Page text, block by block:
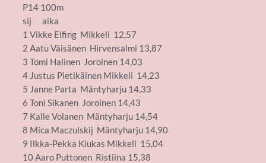
P14 100m
sij aika
1 Vikke Elfing Mikkeli 12,57
2 Aatu Väisänen Hirvensalmi 13,87
3 Tomi Halinen Joroinen 14,03
4 Justus Pietikäinen Mikkeli 14,23
5 Janne Parta Mäntyharju 14,33
6 Toni Sikanen Joroinen 14,43
7 Kalle Volanen Mäntyharju 14,54
8 Mica Maczulskij Mäntyharju 14,90
9 Ilkka-Pekka Kiukas Mikkeli 15,04
10 Aaro Puttonen Ristiina 15,38